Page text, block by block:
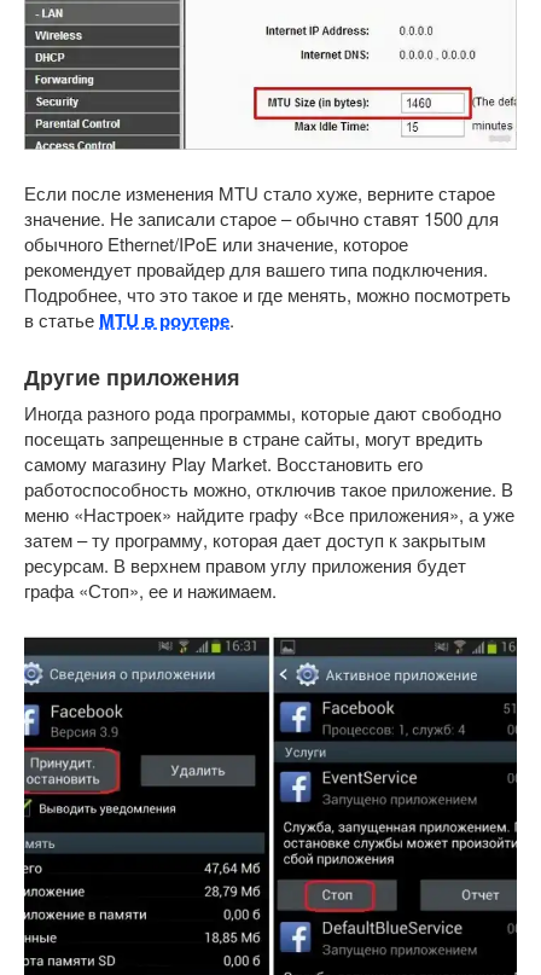
Если после изменения MTU стало хуже, верните старое
значение. Не записали старое – обычно ставят 1500 для
обычного Ethernet/IPoE или значение, которое
рекомендует провайдер для вашего типа подключения.
Подробнее, что это такое и где менять, можно посмотреть
в статье MTU в роутере.
Другие приложения
Иногда разного рода программы, которые дают свободно
посещать запрещенные в стране сайты, могут вредить
самому магазину Play Market. Восстановить его
работоспособность можно, отключив такое приложение. В
меню «Настроек» найдите графу «Все приложения», а уже
затем – ту программу, которая дает доступ к закрытым
ресурсам. В верхнем правом углу приложения будет
графа «Стоп», ее и нажимаем.